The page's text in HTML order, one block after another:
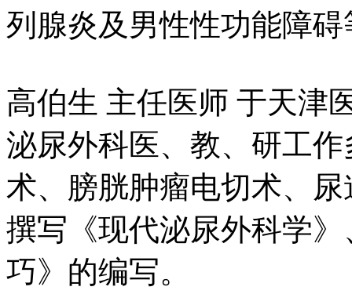
列腺炎及男性性功能障
高伯生 主任医师 于天津
泌尿外科医、教、研工
术、膀胱肿瘤电切术、
撰写《现代泌尿外科学
巧》的编写。